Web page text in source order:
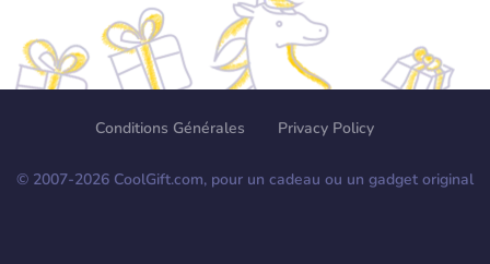
Conditions Générales Privacy Policy
© 2007-2026 CoolGift.com, pour un cadeau ou un gadget original